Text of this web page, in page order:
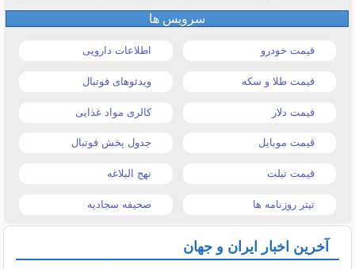
سرویس ها
قیمت خودرو اطلاعات دارویی
قیمت طلا و سکه ویدئوهای فوتبال
قیمت دلار کالری مواد غذایی
قیمت موبایل جدول پخش فوتبال
قیمت تبلت نهج البلاغه
تیتر روزنامه ها صحیفه سجادیه
آخرین اخبار ایران و جهان